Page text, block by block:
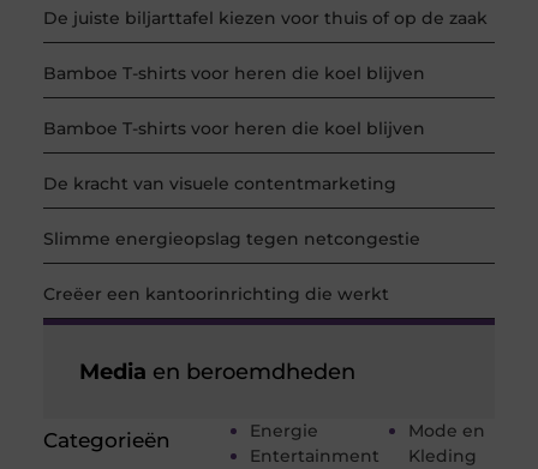
De juiste biljarttafel kiezen voor thuis of op de zaak
Bamboe T-shirts voor heren die koel blijven
Bamboe T-shirts voor heren die koel blijven
De kracht van visuele contentmarketing
Slimme energieopslag tegen netcongestie
Creëer een kantoorinrichting die werkt
Categorieën
Energie
Entertainment
Mode en
Kleding
Media en beroemdheden